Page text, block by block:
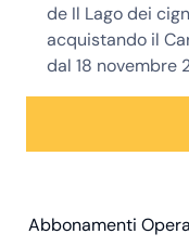
de Il Lago dei
acquistando il
dal 18 novembre
Abbonamenti